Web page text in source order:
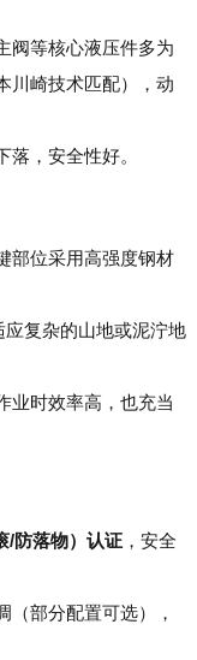
阀等核心液压件多为
川崎技术匹配），动
落，安全性好。
部位采用高强度钢材
应复杂的山地或泥泞地
业时效率高，也充当
/防落物）认证 ，安全
（部分配置可选），